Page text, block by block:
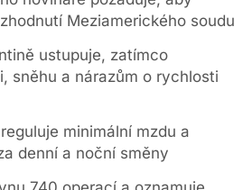
Meziamerického soudu
ustupuje, zatímco
sněhu a nárazům o rychlosti
minimální mzdu a
denní a noční směny